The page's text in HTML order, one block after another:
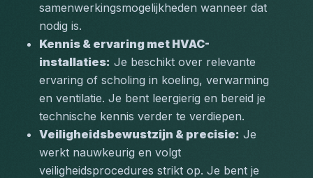
samenwerkingsmogelijkheden wanneer dat
nodig is.
Kennis & ervaring met HVAC-
installaties: Je beschikt over relevante
ervaring of scholing in koeling, verwarming
en ventilatie. Je bent leergierig en bereid je
technische kennis verder te verdiepen.
Veiligheidsbewustzijn & precisie: Je
werkt nauwkeurig en volgt
veiligheidsprocedures strikt op. Je bent je